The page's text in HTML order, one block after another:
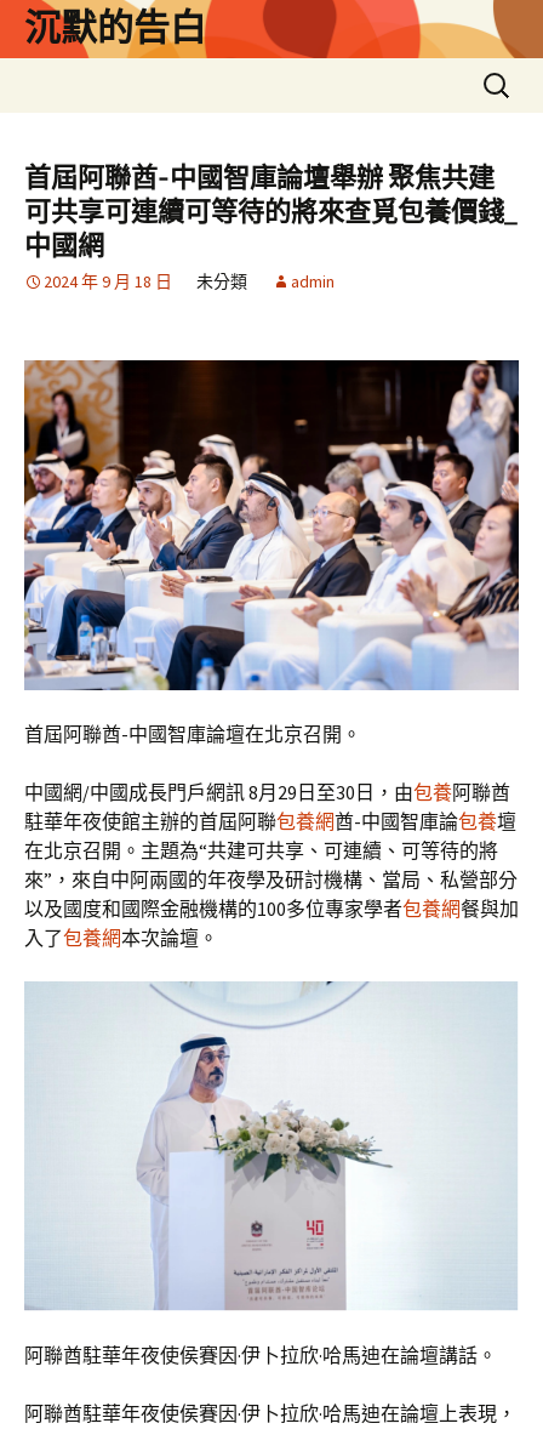
沉默的告白
搜
尋
鍵
字:
首屆阿聯酋-中國智庫論壇舉辦 聚焦共建
可共享可連續可等待的將來查覓包養價錢_
中國網
2024 年 9 月 18 日 未分類 admin
首屆阿聯酋-中國智庫論壇在北京召開。
中國網/中國成長門戶網訊 8月29日至30日，由包養阿聯酋
駐華年夜使館主辦的首屆阿聯包養網酋-中國智庫論包養壇
在北京召開。主題為“共建可共享、可連續、可等待的將
來”，來自中阿兩國的年夜學及研討機構、當局、私營部分
以及國度和國際金融機構的100多位專家學者包養網餐與加
入了包養網本次論壇。
阿聯酋駐華年夜使侯賽因·伊卜拉欣·哈馬迪在論壇講話。
阿聯酋駐華年夜使侯賽因·伊卜拉欣·哈馬迪在論壇上表現，